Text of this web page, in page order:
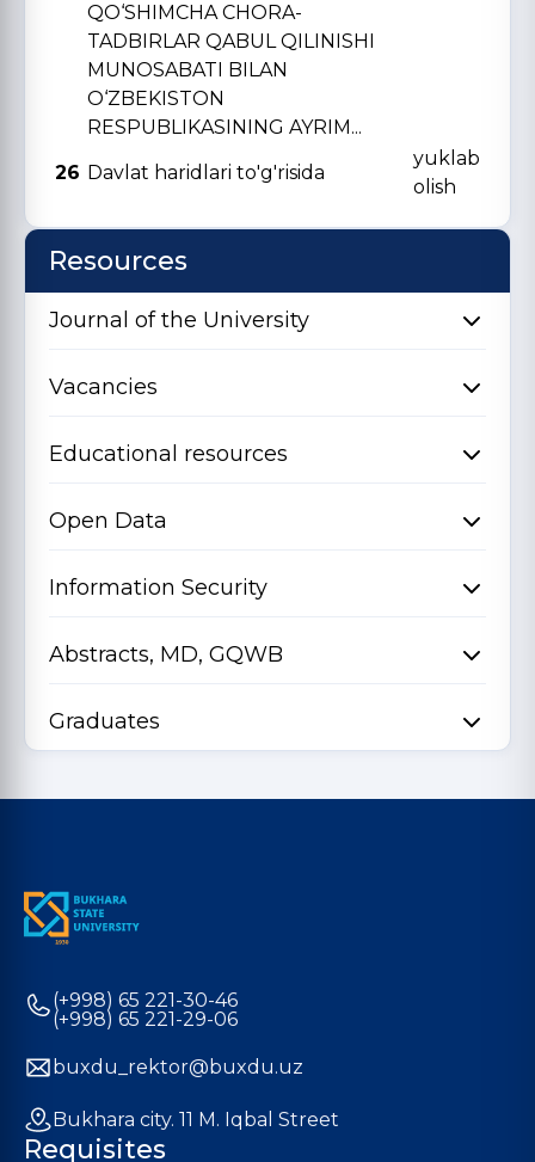
QO‘SHIMCHA CHORA-
TADBIRLAR QABUL QILINISHI
MUNOSABATI BILAN
O‘ZBЕKISTON
RЕSPUBLIKASINING AYRIM...
26 Davlat haridlari to'g'risida
yuklab
olish
Resources
Journal of the University
Vacancies
Educational resources
Open Data
Information Security
Abstracts, MD, GQWB
Graduates
(+998) 65 221-30-46
(+998) 65 221-29-06
buxdu_rektor@buxdu.uz
Bukhara city. 11 M. Iqbal Street
Requisites